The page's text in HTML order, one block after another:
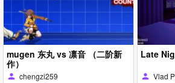
mugen 东丸 vs 凛音 （二阶新
作）
person chengzi259
Late
person Vlad